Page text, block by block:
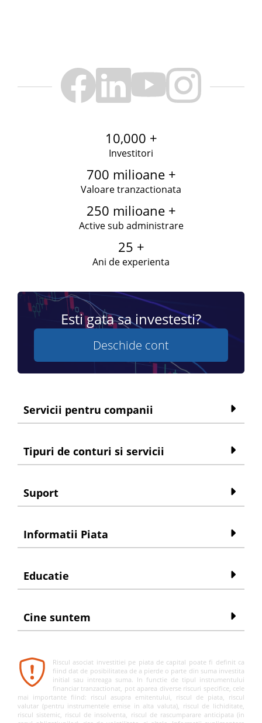
10,000 +
Investitori
700 milioane +
Valoare tranzactionata
250 milioane +
Active sub administrare
25 +
Ani de experienta
Esti gata sa investesti?
Deschide cont
Servicii pentru companii
Tipuri de conturi si servicii
Suport
Informatii Piata
Educatie
Cine suntem
Riscul asociat investitiei pe piata de capital poate fi definit ca
fiind dat de posibilitatea de a pierde o parte din suma investita
initial sau intreaga suma. In functie de tipul instrumentului
financiar tranzactionat, pot aparea diverse riscuri specifice, cele
mai importante fiind: riscul asupra emitentului, riscul de piata, riscul
valutar (pentru instrumentele emise in alta valuta), riscul de lichiditate,
riscul sistemic, riscul de insolventa, riscul de rascumparare anticipata (in